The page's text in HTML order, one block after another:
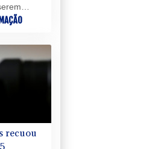
que
de
mais
recuou